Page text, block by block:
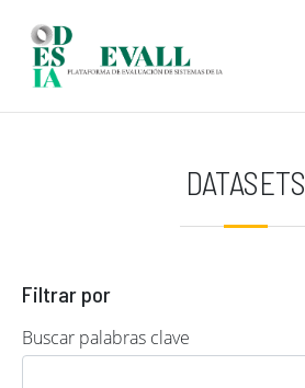
DATASETS
Filtrar por
Buscar palabras clave